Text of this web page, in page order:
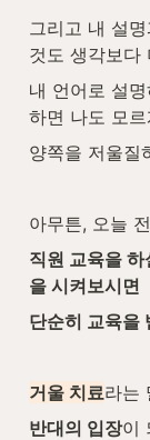
그리고 내 설
것도 생각보다
내 언어로 설
하면 나도 모
양쪽을 저울질
아무튼, 오늘
직원 교육을
을 시켜보시면
단순히 교육을
거울 치료라는
반대의 입장이